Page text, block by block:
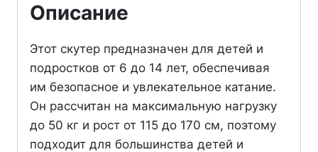
Описание
Этот скутер предназначен для детей и
подростков от 6 до 14 лет, обеспечивая
им безопасное и увлекательное катание.
Он рассчитан на максимальную нагрузку
до 50 кг и рост от 115 до 170 см, поэтому
подходит для большинства детей и